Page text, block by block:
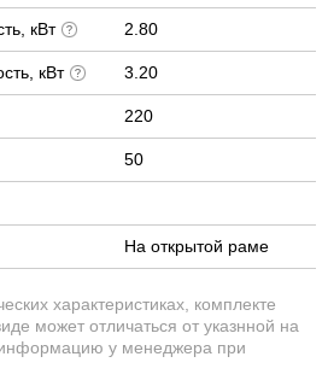
кВт 2.80
кВт 3.20
220
50
На открытой раме
характеристиках, комплекте
может отличаться от указнной на
информацию у менеджера при